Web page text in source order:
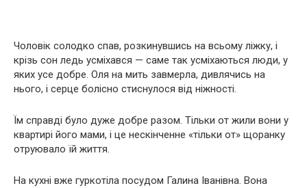
Чоловік солодко спав, розкинувшись на всьому ліжку, і
крізь сон ледь усміхався — саме так усміхаються люди, у
яких усе добре. Оля на мить завмерла, дивлячись на
нього, і серце болісно стиснулося від ніжності.
Їм справді було дуже добре разом. Тільки от жили вони у
квартирі його мами, і це нескінченне «тільки от» щоранку
отруювало їй життя.
На кухні вже гуркотіла посудом Галина Іванівна. Вона